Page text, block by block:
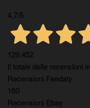
4,7/5
129.452
Il totale delle recensioni
Recensioni Feedaty
160
Recensioni Ebay